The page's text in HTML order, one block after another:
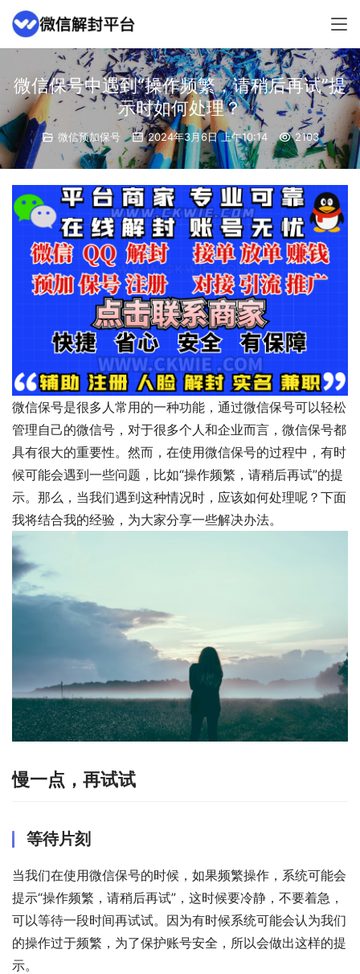
微信保号中遇到“操作频繁，请稍后再试”提
示时如何处理？
微信预加保号 2024年3月6日 上午10:14 2103
微信保号是很多人常用的一种功能，通过微信保号可以轻松
管理自己的微信号，对于很多个人和企业而言，微信保号都
具有很大的重要性。然而，在使用微信保号的过程中，有时
候可能会遇到一些问题，比如“操作频繁，请稍后再试”的提
示。那么，当我们遇到这种情况时，应该如何处理呢？下面
我将结合我的经验，为大家分享一些解决办法。
慢一点，再试试
等待片刻
当我们在使用微信保号的时候，如果频繁操作，系统可能会
提示“操作频繁，请稍后再试”，这时候要冷静，不要着急，
可以等待一段时间再试试。因为有时候系统可能会认为我们
的操作过于频繁，为了保护账号安全，所以会做出这样的提
示。